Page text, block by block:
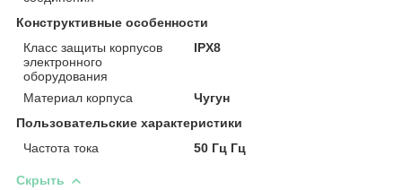
Конструктивные особенности
Класс защиты корпусов
электронного
оборудования
IPX8
Материал корпуса
Чугун
Пользовательские характеристики
Частота тока
50 Гц Гц
Скрыть